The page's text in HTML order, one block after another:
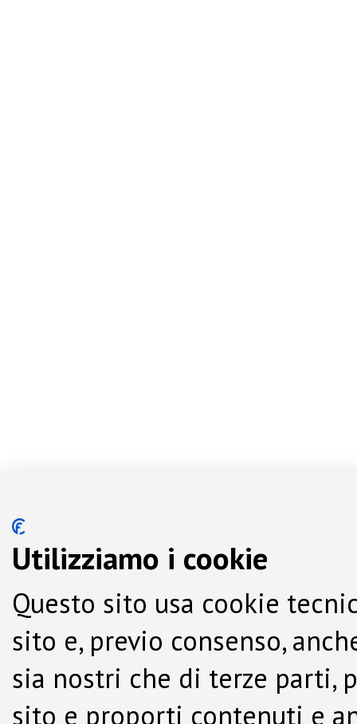
Utilizziamo i cookie
Questo sito usa cookie
sito e, previo consenso,
sia nostri che di terze parti,
sito e proporti contenuti e